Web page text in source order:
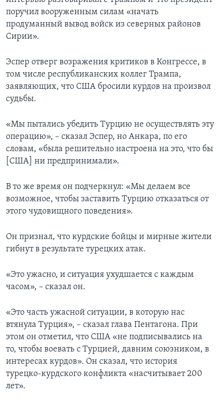
поручил вооруженным силам «начать
продуманный вывод войск из северных районов
Сирии».
Эспер отверг возражения критиков в Конгрессе, в
том числе республиканских коллег Трампа,
заявляющих, что США бросили курдов на произвол
судьбы.
«Мы пытались убедить Турцию не осуществлять эту
операцию», – сказал Эспер, но Анкара, по его
словам, «была решительно настроена на это, что бы
[США] ни предпринимали».
В то же время он подчеркнул: «Мы делаем все
возможное, чтобы заставить Турцию отказаться от
этого чудовищного поведения».
Он признал, что курдские бойцы и мирные жители
гибнут в результате турецких атак.
«Это ужасно, и ситуация ухудшается с каждым
часом», – сказал он.
«Это часть ужасной ситуации, в которую нас
втянула Турция», – сказал глава Пентагона. При
этом он отметил, что США «не подписывались на
то, чтобы воевать с Турцией, давним союзником, в
интересах курдов». Он сказал, что история
турецко-курдского конфликта «насчитывает 200
лет».